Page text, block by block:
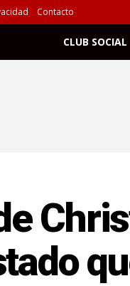
Contacto
CLUB SOCIAL